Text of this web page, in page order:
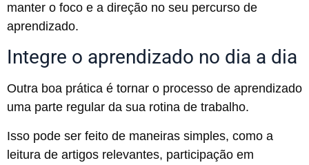
manter o foco e a direção no seu percurso de
aprendizado.
Integre o aprendizado no dia a dia
Outra boa prática é tornar o processo de aprendizado
uma parte regular da sua rotina de trabalho.
Isso pode ser feito de maneiras simples, como a
leitura de artigos relevantes, participação em